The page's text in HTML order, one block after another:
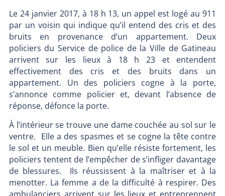
Le 24 janvier 2017, à 18 h 13, un appel est logé au 911
par un voisin qui indique qu’il entend des cris et des
bruits en provenance d’un appartement. Deux
policiers du Service de police de la Ville de Gatineau
arrivent sur les lieux à 18 h 23 et entendent
effectivement des cris et des bruits dans un
appartement. Un des policiers cogne à la porte,
s’annonce comme policier et, devant l’absence de
réponse, défonce la porte.
À l’intérieur se trouve une dame couchée au sol sur le
ventre. Elle a des spasmes et se cogne la tête contre
le sol et un meuble. Bien qu’elle résiste fortement, les
policiers tentent de l’empêcher de s’infliger davantage
de blessures. Ils réussissent à la maîtriser et à la
menotter. La femme a de la difficulté à respirer. Des